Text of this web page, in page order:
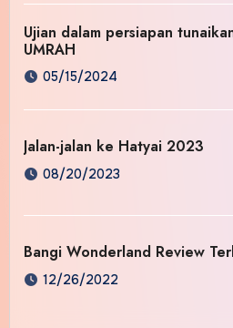
Ujian dalam persiapan
UMRAH
05/15/2024
Jalan-jalan ke Hatyai 2023
08/20/2023
Bangi Wonderland Review
12/26/2022